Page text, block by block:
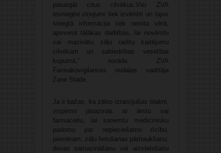
pasargāt citus cilvēkus.Visi ZVA
iesniegtie ziņojumi tiek izvērtēti un tajos
sniegtā informācija tiek ņemta vērā,
apsverot tālākas darbības, lai novērstu
vai mazinātu zāļu radītu kaitējumu
cilvēkam un sabiedrības veselībai
kopumā,” norāda ZVA
Farmakovigilances nodaļas vadītāja
Zane Stade.
Ja ir bažas, ka zāles izraisījušas blakni,
vispirms jāsazinās ar ārstu vai
farmaceitu, lai saņemtu medicīnisku
padomu par nepieciešamo rīcību,
piemēram, zāļu lietošanas pārtraukšanu,
devas samazināšanu vai aizvietošanu